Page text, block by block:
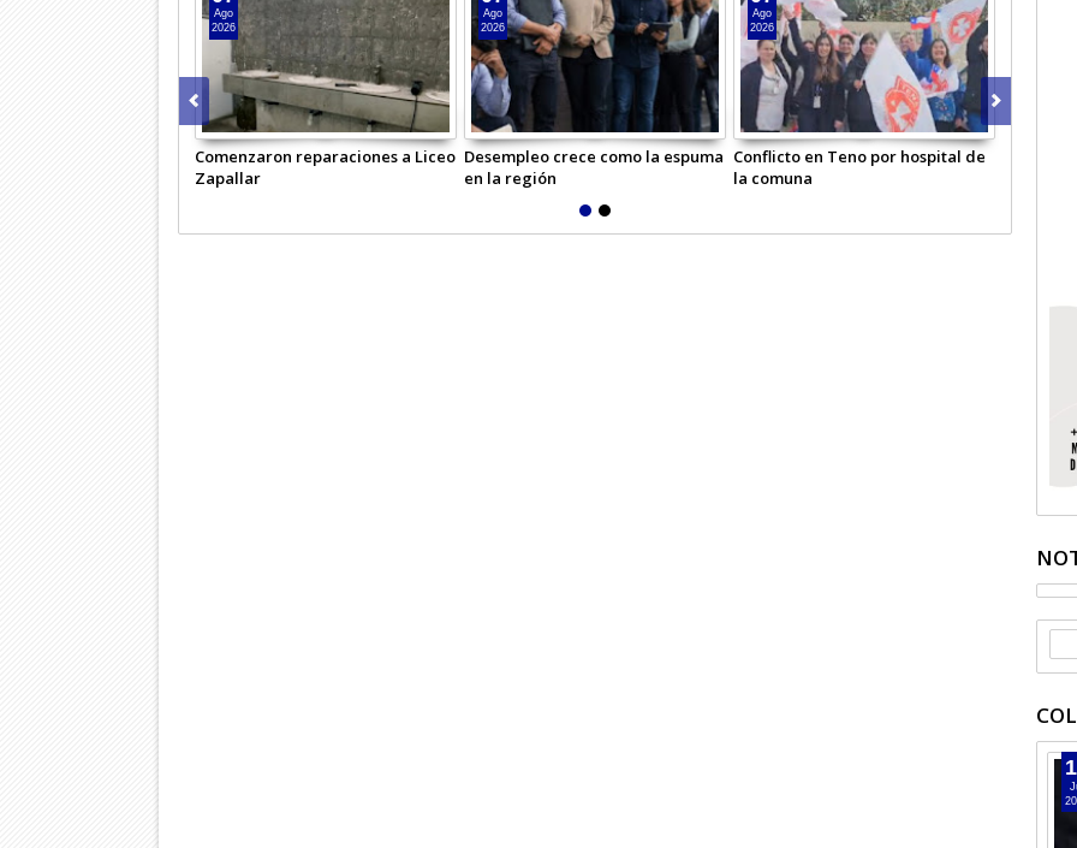
Comenzaron reparaciones a Liceo
Zapallar
Ago
2026
Desempleo crece como la espuma
en la región
Ago
2026
Conflicto en Teno por hospital de
la comuna
Ago
2026
Escuela